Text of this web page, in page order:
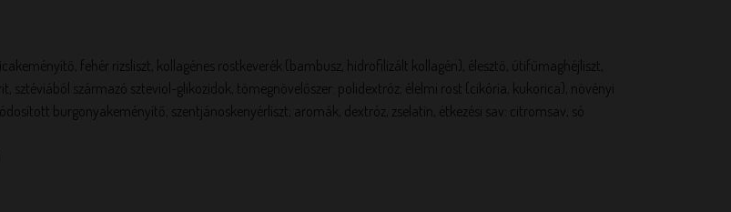
fehér rizsliszt, kollagénes rostkeverék (bambusz, hidrofilizált kollagén), élesztő, útifűmaghéjliszt,
sztéviából származó szteviol-glikozidok, tömegnövelőszer: polidextróz; élelmi rost (cikória, kukorica), növényi
burgonyakeményítő, szentjánoskenyérliszt; aromák, dextróz, zselatin, étkezési sav: citromsav, só